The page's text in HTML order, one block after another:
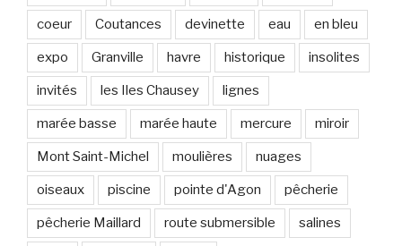
coeur Coutances devinette eau en bleu
expo Granville havre historique insolites
invités les Iles Chausey lignes
marée basse marée haute mercure miroir
Mont Saint-Michel moulières nuages
oiseaux piscine pointe d'Agon pêcherie
pêcherie Maillard route submersible salines